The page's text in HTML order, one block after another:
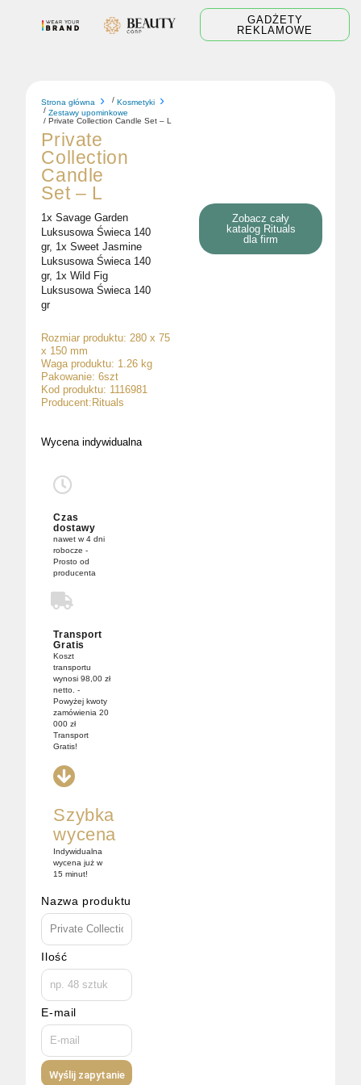
GADŻETY
REKLAMOWE
Strona główna /Kosmetyki
/Zestawy upominkowe
/ Private Collection Candle Set – L
Private
Collection
Candle
Set – L
1x Savage Garden
Luksusowa Świeca 140
gr, 1x Sweet Jasmine
Luksusowa Świeca 140
gr, 1x Wild Fig
Luksusowa Świeca 140
gr
Rozmiar produktu: 280 x 75
x 150 mm
Waga produktu: 1.26 kg
Pakowanie: 6szt
Kod produktu: 1116981
Producent:Rituals
Wycena indywidualna
Czas
dostawy
nawet w 4 dni
robocze -
Prosto od
producenta
Transport
Gratis
Koszt
transportu
wynosi 98,00 zł
netto. -
Powyżej kwoty
zamówienia 20
000 zł
Transport
Gratis!
Szybka
wycena
Indywidualna
wycena już w
15 minut!
Nazwa produktu
Ilość
E-mail
Wyślij zapytanie
Zobacz cały
katalog Rituals
dla firm